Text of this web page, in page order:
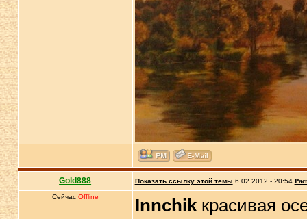
Gold888 Показать ссылку этой темы 6.02.2012 - 20:54
Сейчас Offline Innchikкрасивая